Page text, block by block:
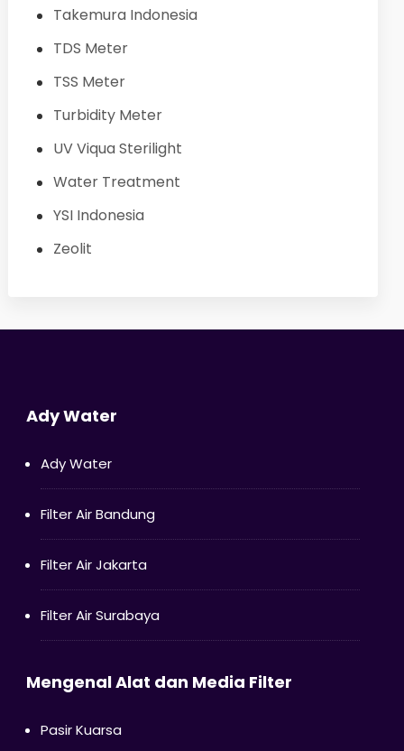
Takemura Indonesia
TDS Meter
TSS Meter
Turbidity Meter
UV Viqua Sterilight
Water Treatment
YSI Indonesia
Zeolit
Ady Water
Ady Water
Filter Air Bandung
Filter Air Jakarta
Filter Air Surabaya
Mengenal Alat dan Media Filter
Pasir Kuarsa